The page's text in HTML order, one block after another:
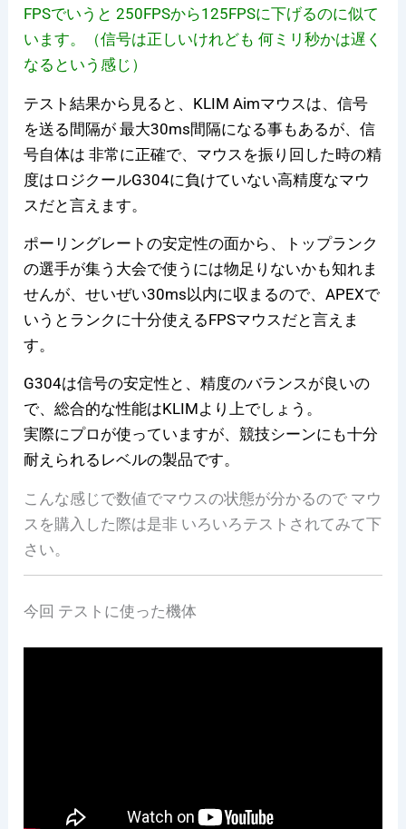
FPSでいうと 250FPSから125FPSに下げるのに似て
います。（信号は正しいけれども 何ミリ秒かは遅く
なるという感じ）
テスト結果から見ると、KLIM Aimマウスは、信号
を送る間隔が 最大30ms間隔になる事もあるが、信
号自体は 非常に正確で、マウスを振り回した時の精
度はロジクールG304に負けていない高精度なマウ
スだと言えます。
ポーリングレートの安定性の面から、
トップランク
の選手が集う大会で使うには物足りないかも知れま
せんが、せいぜい30ms以内に収まるので、APEXで
いうとランクに十分使えるFPSマウスだと言えま
す。
G304は信号の安定性と、精度のバランスが良いの
で、総合的な性能はKLIMより上でしょう。
実際にプロが使っていますが、競技シーンにも十分
耐えられるレベルの製品です。
こんな感じで数値でマウスの状態が分かるので マウ
スを購入した際は是非 いろいろテストされてみて下
さい。
今回 テストに使った機体